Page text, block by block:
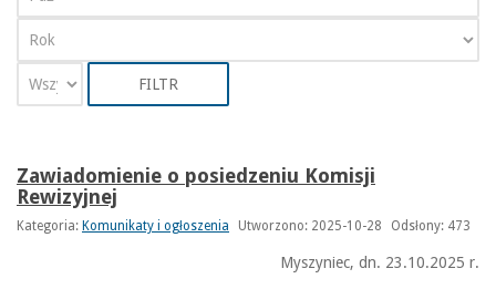
FILTR
Zawiadomienie o posiedzeniu Komisji
Rewizyjnej
Kategoria: Komunikaty i ogłoszenia Utworzono: 2025-10-28 Odsłony: 473
Myszyniec, dn. 23.10.2025 r.